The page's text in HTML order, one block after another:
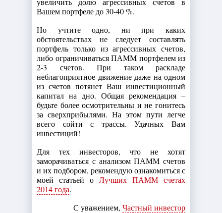
Вашем портфеле до 30-40 %.
Но учтите одно, ни при каких
обстоятельствах не следует составлять
портфель только из агрессивных счетов,
либо ограничиваться ПАММ портфелем из
2-3 счетов. При таком раскладе
неблагоприятное движение даже на одном
из счетов потянет Ваш инвестиционный
капитал на дно. Общая рекомендация –
будьте более осмотрительны и не гонитесь
за сверхприбылями. На этом пути легче
всего сойти с трассы. Удачных Вам
инвестиций!
Для тех инвесторов, что не хотят
заморачиваться с анализом ПАММ счетов
и их подбором, рекомендую ознакомиться с
моей статьей о Лучших ПАММ счетах
2014 года.
С уважением, Частный инвестор